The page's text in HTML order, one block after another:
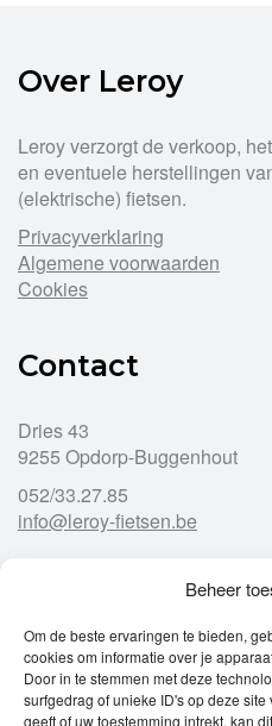
Beheer
Om de beste ervaringen te bieden,
cookies om informatie over je
Door in te stemmen met deze
surfgedrag of unieke ID's op deze
geeft of uw toestemming intrekt, kan
Over Leroy
Leroy verzorgt de verkoop,
en eventuele herstellingen
(elektrische) fietsen.
Privacyverklaring
Algemene voorwaarden
Cookies
Contact
Dries 43
9255 Opdorp-Buggenhout
052/33.27.85
info@leroy-fietsen.be
Openingsuren
Ma
gesloten
Di
9u – 12u
13u –
Wo
9u – 12u 13u –